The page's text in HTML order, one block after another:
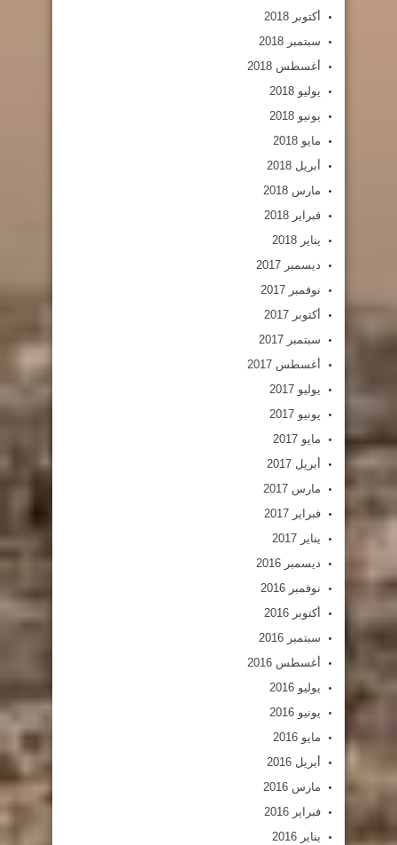
أكتوبر 2018
سبتمبر 2018
أغسطس 2018
يوليو 2018
يونيو 2018
مايو 2018
أبريل 2018
مارس 2018
فبراير 2018
يناير 2018
ديسمبر 2017
نوفمبر 2017
أكتوبر 2017
سبتمبر 2017
أغسطس 2017
يوليو 2017
يونيو 2017
مايو 2017
أبريل 2017
مارس 2017
فبراير 2017
يناير 2017
ديسمبر 2016
نوفمبر 2016
أكتوبر 2016
سبتمبر 2016
أغسطس 2016
يوليو 2016
يونيو 2016
مايو 2016
أبريل 2016
مارس 2016
فبراير 2016
يناير 2016